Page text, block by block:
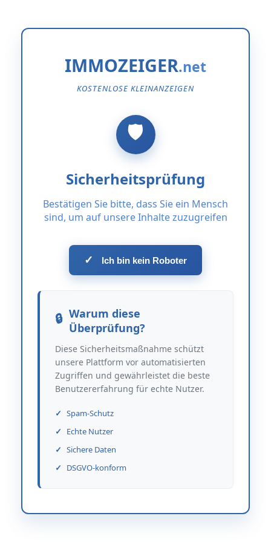
IMMOZEIGER
KOSTENLOSE KLEINANZEIGEN
Sicherheitsprüfung
Bestätigen Sie bitte, dass Sie ein Mensch
sind, um auf unsere Inhalte zuzugreifen
✓ Ich bin kein Roboter
Warum diese
Überprüfung?
Diese Sicherheitsmaßnahme schützt
unsere Plattform vor automatisierten
Zugriffen und gewährleistet die beste
Benutzererfahrung für echte Nutzer.
Spam-Schutz
Echte Nutzer
Sichere Daten
DSGVO-konform